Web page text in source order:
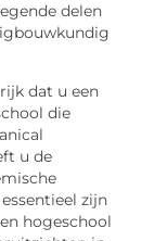
delen
dat u een
die
u de
zijn
hogeschool